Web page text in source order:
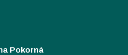
Pokorná